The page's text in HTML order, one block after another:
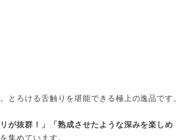
とろける舌触りを堪能できる極上の逸品です。
が抜群！」「熟成させたような深みを楽しめ
集めています。